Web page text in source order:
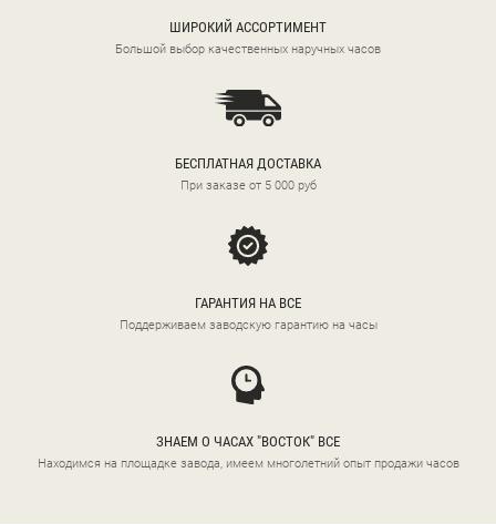
ШИРОКИЙ АССОРТИМЕНТ
Большой выбор качественных наручных часов
БЕСПЛАТНАЯ ДОСТАВКА
При заказе от 5 000 руб
ГАРАНТИЯ НА ВСЕ
Поддерживаем заводскую гарантию на часы
ЗНАЕМ О ЧАСАХ "ВОСТОК" ВСЕ
Находимся на площадке завода, имеем многолетний опыт продажи часов